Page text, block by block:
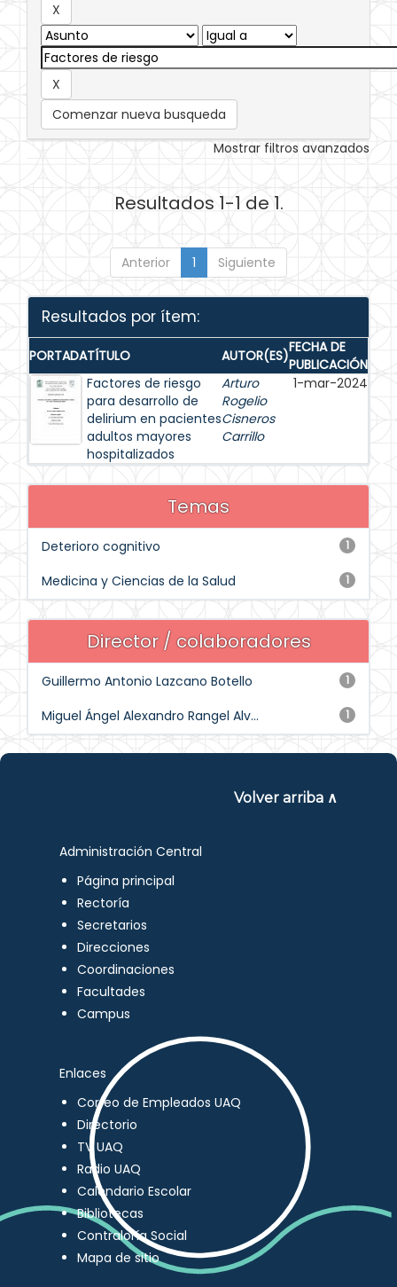
Comenzar nueva busqueda
Mostrar filtros avanzados
Resultados 1-1 de 1.
Anterior 1 Siguiente
Resultados por ítem:
PORTADATÍTULO AUTOR(ES)FECHA DE
PUBLICACIÓN
Factores de riesgo
para desarrollo de
delirium en pacientes
adultos mayores
hospitalizados
Arturo
Rogelio
Cisneros
Carrillo
1-mar-2024
Temas
1
Deterioro cognitivo
1
Medicina y Ciencias de la Salud
Director / colaboradores
1
Guillermo Antonio Lazcano Botello
1
Miguel Ángel Alexandro Rangel Alv...
Volver arriba ∧
Administración Central
Página principal
Rectoría
Secretarios
Direcciones
Coordinaciones
Facultades
Campus
Enlaces
Correo de Empleados UAQ
Directorio
TV UAQ
Radio UAQ
Calendario Escolar
Bibliotecas
Contraloría Social
Mapa de sitio